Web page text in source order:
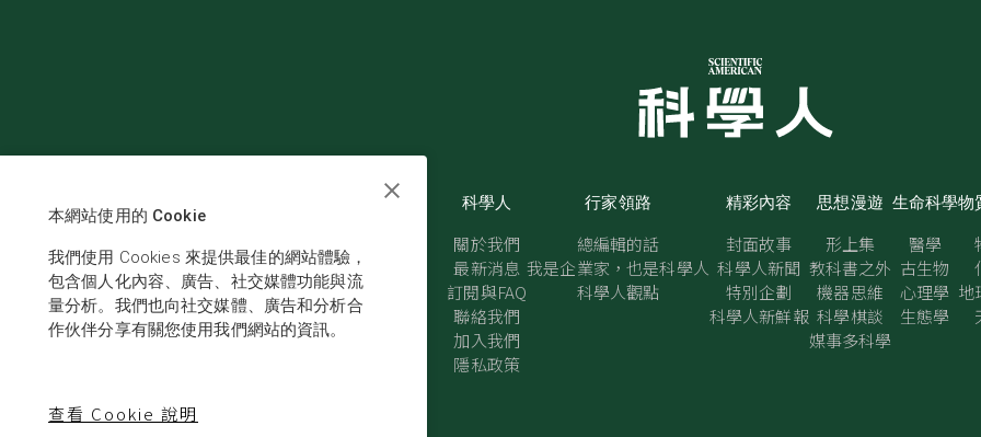
科學人
關於我們
最新消息
訂閱與FAQ
聯絡我們
加入我們
隱私政策
行家領路
總編輯的話
我是企業家，也是科學人
科學人觀點
精彩內容
封面故事
科學人新聞
特別企劃
科學人新鮮報
思想漫遊
形上集
教科書之外
機器思維
科學棋談
媒事多科學
生命科學
醫學
古生物
心理學
生態學
物
地
本網站使用的 Cookie
我們使用 Cookies 來提供最佳的網站體驗，
包含個人化內容、廣告、社交媒體功能與流
量分析。我們也向社交媒體、廣告和分析合
作伙伴分享有關您使用我們網站的資訊。
查看 Cookie 說明